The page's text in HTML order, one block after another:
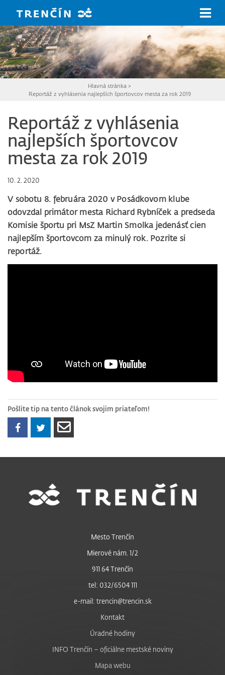
Hlavná stránka >
Reportáž z vyhlásenia najlepších športovcov mesta za rok 2019
Reportáž z vyhlásenia
najlepších športovcov
mesta za rok 2019
10. 2. 2020
V sobotu 8. februára 2020 v Posádkovom klube
odovzdal primátor mesta Richard Rybníček a predseda
Komisie športu pri MsZ Martin Smolka jedenásť cien
najlepším športovcom za minulý rok. Pozrite si
reportáž.
Pošlite tip na tento článok svojim priateľom!
Mesto Trenčín
Mierové nám. 1/2
911 64 Trenčín
tel: 032/6504 111
e-mail: trencin@trencin.sk
Kontakt
Úradné hodiny
INFO Trenčín – oficiálne mestské noviny
Mapa webu